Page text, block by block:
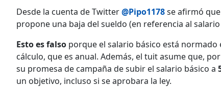
Desde la cuenta de Twitter@Pipo1178se afirmó
propone una baja del sueldo (en referencia al
Esto es falso porque el salario básico está normado
cálculo, que es anual. Además, el tuit asume que,
su promesa de campaña de subir el salario básico a
un objetivo, incluso si se aprobara la ley.